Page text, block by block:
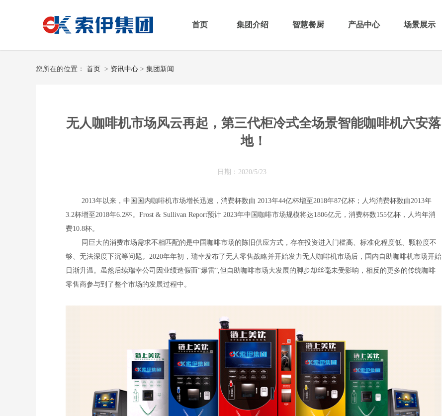
首页 集团介绍 智慧餐厨 产品中心 场景展示
您所在的位置： 首页 > 资讯中心 > 集团新闻
无人咖啡机市场风云再起，第三代柜冷式全场景智能咖啡机六安落
地！
日期： 2020/5/23
2013年以来，中国国内咖啡机市场增长迅速，消费杯数由 2013年44亿杯增至2018年87亿杯；人均消费杯数由2013年
3.2杯增至2018年6.2杯。Frost & Sullivan Report预计 2023年中国咖啡市场规模将达1806亿元，消费杯数155亿杯，人均年消
费10.8杯。
同巨大的消费市场需求不相匹配的是中国咖啡市场的陈旧供应方式，存在投资进入门槛高、标准化程度低、颗粒度不
够、无法深度下沉等问题。2020年年初，瑞幸发布了无人零售战略并开始发力无人咖啡机市场后，国内自助咖啡机市场开始
日渐升温。虽然后续瑞幸公司因业绩造假而“爆雷”,但自助咖啡市场大发展的脚步却丝毫未受影响，相反的更多的传统咖啡
零售商参与到了整个市场的发展过程中。